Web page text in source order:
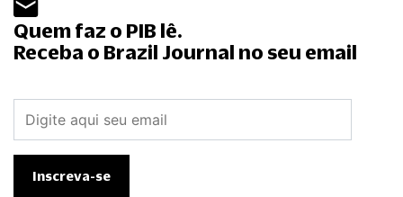
Quem faz o PIB lê.
Receba o Brazil Journal no seu email